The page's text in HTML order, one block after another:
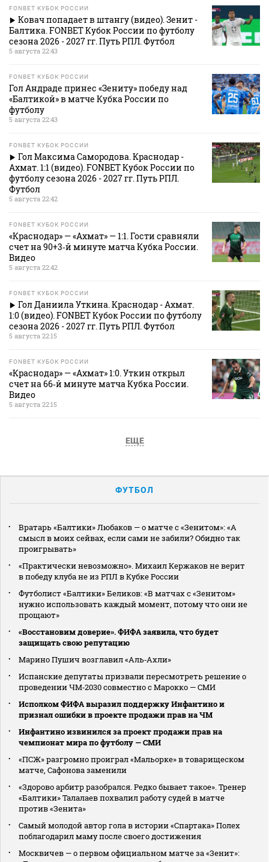
FONBET КУБОК РОССИИ
Ковач попадает в штангу (видео). Зенит -
Балтика. FONBET Кубок России по футболу
сезона 2026 - 2027 гг. Путь РПЛ. Футбол
5 августа 22:43
FONBET КУБОК РОССИИ
Гол Андраде принес «Зениту» победу над
«Балтикой» в матче Кубка России по
футболу
5 августа 22:43
FONBET КУБОК РОССИИ
Гол Максима Самородова. Краснодар -
Ахмат. 1:1 (видео). FONBET Кубок России по
футболу сезона 2026 - 2027 гг. Путь РПЛ.
Футбол
5 августа 22:42
FONBET КУБОК РОССИИ
«Краснодар» — «Ахмат» — 1:1. Гости сравняли
счет на 90+3‑й минуте матча Кубка России.
Видео
5 августа 22:42
FONBET КУБОК РОССИИ
Гол Даниила Уткина. Краснодар - Ахмат.
1:0 (видео). FONBET Кубок России по футболу
сезона 2026 - 2027 гг. Путь РПЛ. Футбол
5 августа 22:15
FONBET КУБОК РОССИИ
«Краснодар» — «Ахмат» 1:0. Уткин открыл
счет на 66‑й минуте матча Кубка России.
Видео
5 августа 22:15
ЕЩЕ
ФУТБОЛ
Вратарь «Балтики» Любаков — о матче с «Зенитом»: «А
смысл в моих сейвах, если сами не забили? Обидно так
проигрывать»
«Практически невозможно». Михаил Кержаков не верит
в победу клуба не из РПЛ в Кубке России
Футболист «Балтики» Беликов: «В матчах с «Зенитом»
нужно использовать каждый момент, потому что они не
прощают»
«Восстановим доверие». ФИФА заявила, что будет
защищать свою репутацию
Марино Пушич возглавил «Аль‑Ахли»
Испанские депутаты призвали пересмотреть решение о
проведении ЧМ‑2030 совместно с Марокко — СМИ
Исполком ФИФА выразил поддержку Инфантино и
признал ошибки в проекте продажи прав на ЧМ
Инфантино извинился за проект продажи прав на
чемпионат мира по футболу — СМИ
«ПСЖ» разгромно проиграл «Мальорке» в товарищеском
матче, Сафонова заменили
«Здорово арбитр разобрался. Редко бывает такое». Тренер
«Балтики» Талалаев похвалил работу судей в матче
против «Зенита»
Самый молодой автор гола в истории «Спартака» Полех
поблагодарил маму после своего достижения
Москвичев — о первом официальном матче за «Зенит»: